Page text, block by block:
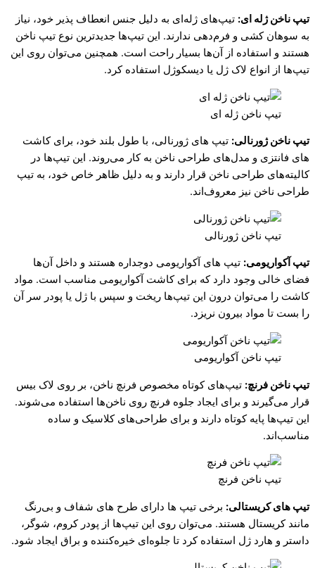
تیپ ناخن ژله ای:تیپ‌های ژله‌ای به دلیل جنس انعطاف‌ پذیر خود، نیاز
به سوهان‌ کشی و فرم‌دهی ندارند. این تیپ‌ها جدیدترین نوع تیپ ناخن
هستند و استفاده از آن‌ها بسیار راحت است. همچنین می‌توان روی این
تیپ‌ها از انواع لاک ژل یا دیسکوژل استفاده کرد.
تیپ ناخن ژله ای
تیپ ناخن ژورنالی:تیپ های ژورنالی، با طول بلند خود، برای کاشت
های فانتزی و مدل‌های طراحی ناخن به کار می‌روند. این تیپ‌ها در
کالیته‌های طراحی ناخن قرار دارند و به دلیل ظاهر خاص خود، به تیپ
طراحی ناخن نیز معروف‌اند.
تیپ ناخن ژورنالی
تیپ آکواریومی:تیپ های آکواریومی دوجداره هستند و داخل آن‌ها
فضای خالی وجود دارد که برای کاشت آکواریومی مناسب است. مواد
کاشت را می‌توان درون این تیپ‌ها ریخت و سپس با ژل یا پودر سر آن
را بست تا مواد بیرون نریزد.
تیپ ناخن آکواریومی
تیپ ناخن فرنچ:تیپ‌های کوتاه مخصوص فرنچ ناخن، بر روی لاک بیس
قرار می‌گیرند و برای ایجاد جلوه فرنچ روی ناخن‌ها استفاده می‌شوند.
این تیپ‌ها پایه کوتاه دارند و برای طراحی‌های کلاسیک و ساده
مناسب‌اند.
تیپ ناخن فرنچ
تیپ های کریستالی:برخی تیپ ها دارای طرح های شفاف و بی‌رنگ
مانند کریستال هستند. می‌توان روی این تیپ‌ها از پودر کروم، شوگر،
داستر و هارد ژل استفاده کرد تا جلوه‌ای خیره‌کننده و براق ایجاد شود.